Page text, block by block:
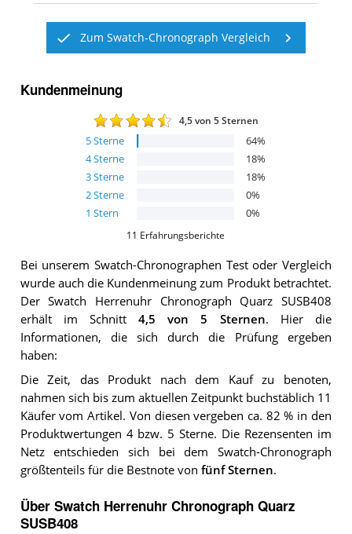
Zum Swatch-Chronograph Vergleich
Kundenmeinung
4,5von 5 Sternen
5Sterne 64%
4Sterne 18%
3Sterne 18%
2Sterne 0%
1 Stern 0%
11 Erfahrungsberichte
Bei unserem Swatch-Chronographen Test oder Vergleich
wurde auch die Kundenmeinung zum Produkt betrachtet.
Der Swatch Herrenuhr Chronograph Quarz SUSB408
erhält im Schnitt4,5 von 5 Sternen. Hier die
Informationen, die sich durch die Prüfung ergeben
haben:
Die Zeit, das Produkt nach dem Kauf zu benoten,
nahmen sich bis zum aktuellen Zeitpunkt buchstäblich 11
Käufer vom Artikel. Von diesen vergeben ca. 82 % in den
Produktwertungen 4 bzw. 5 Sterne. Die Rezensenten im
Netz entschieden sich bei dem Swatch-Chronograph
größtenteils für die Bestnote von fünf Sternen.
Über Swatch Herrenuhr Chronograph Quarz
SUSB408